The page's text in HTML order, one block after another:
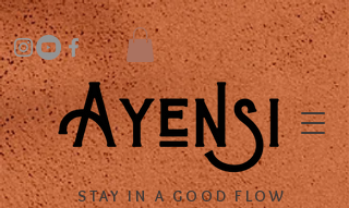
STAY IN A GOOD FLOW